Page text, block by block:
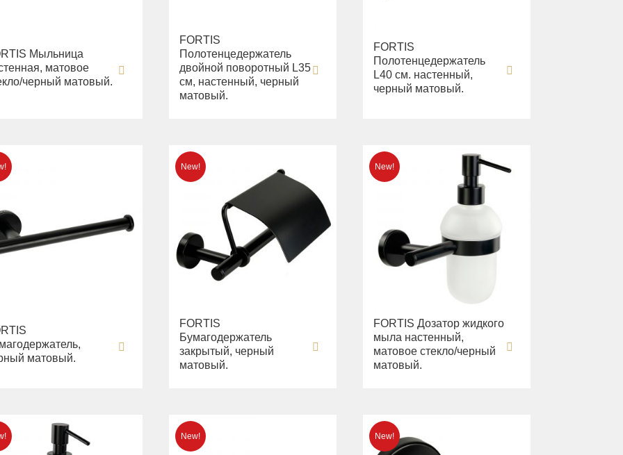
Мыльница
матовое
черный матовый.
FORTIS
Полотенцедержатель
двойной поворотный L35
см, настенный, черный
матовый.
FORTIS
Полотенцедержатель
L40 см. настенный,
черный матовый.
матовый.
FORTIS
Бумагодержатель
закрытый, черный
матовый.
FORTIS Дозатор жидкого
мыла настенный,
матовое стекло/черный
матовый.